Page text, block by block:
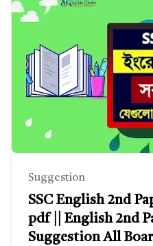
Suggestion
SSC English 2nd
pdf || English 2nd
Suggestion All